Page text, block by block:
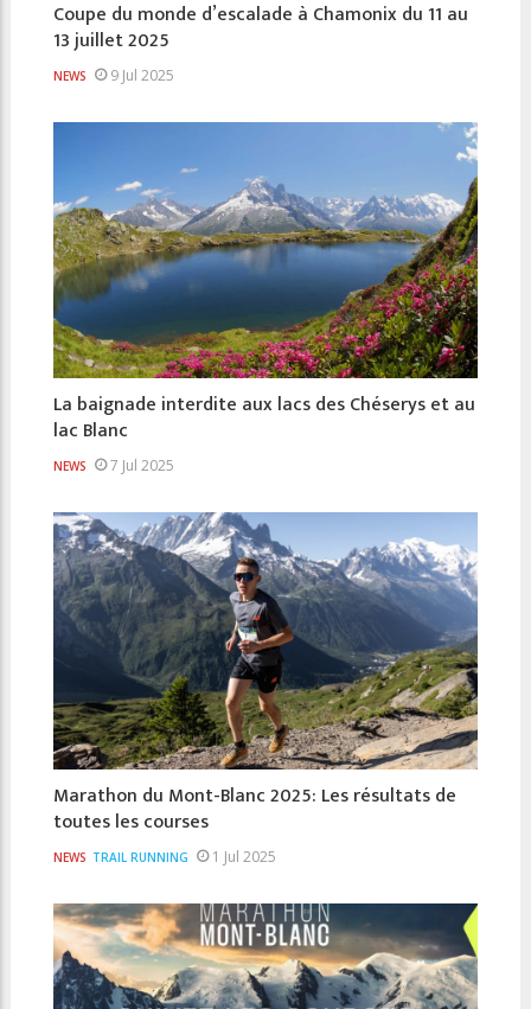
Coupe du monde d’escalade à Chamonix du 11 au
13 juillet 2025
NEWS 9 Jul 2025
La baignade interdite aux lacs des Chéserys et au
lac Blanc
NEWS 7 Jul 2025
Marathon du Mont-Blanc 2025: Les résultats de
toutes les courses
NEWS TRAIL RUNNING 1 Jul 2025